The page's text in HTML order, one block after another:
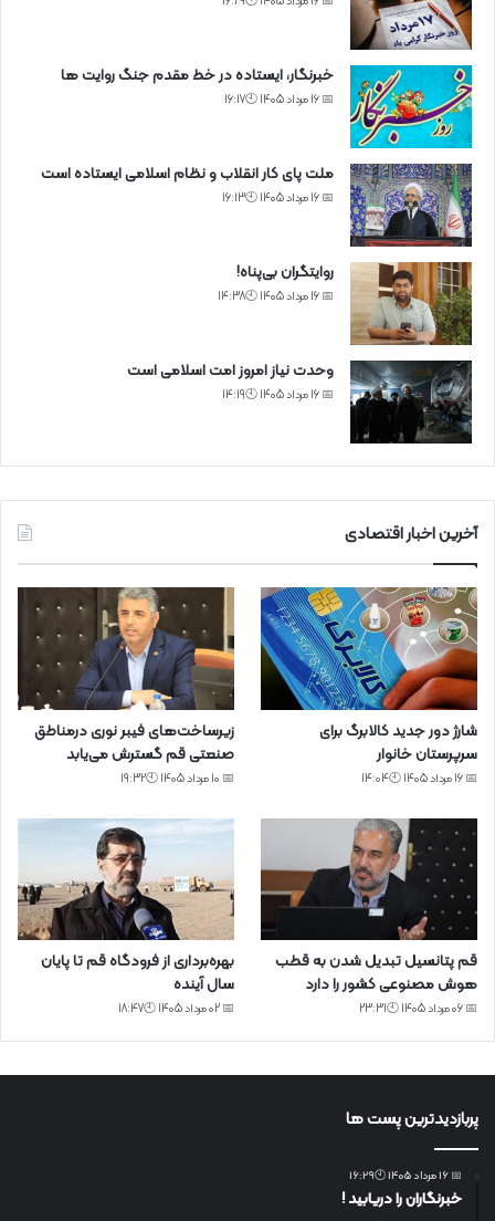
خبرنگار، ایستاده در خط مقدم جنگ روایت ها
📅 16 مرداد 1405 🕙16:17
ملت پای کار انقلاب و نظام اسلامی ایستاده است
📅 16 مرداد 1405 🕙16:13
روایتگران بی‌پناه!
📅 16 مرداد 1405 🕙14:38
وحدت نیاز امروز امت اسلامی است
📅 16 مرداد 1405 🕙14:19
آخرین اخبار اقتصادی
شارژ دور جدید کالابرگ برای
سرپرستان خانوار
📅 16 مرداد 1405 🕙14:04
زیرساخت‌های فیبر نوری درمناطق
صنعتی قم گسترش می‌یابد
📅 10 مرداد 1405 🕙19:32
قم پتانسیل تبدیل شدن به قطب
هوش مصنوعی کشور را دارد
📅 06 مرداد 1405 🕙23:31
بهره‌برداری از فرودگاه قم تا پایان
سال آینده
📅 02 مرداد 1405 🕙18:47
پربازدیدترین پست ها
📅 16 مرداد 1405 🕙16:29
خبرنگاران را دریابید !